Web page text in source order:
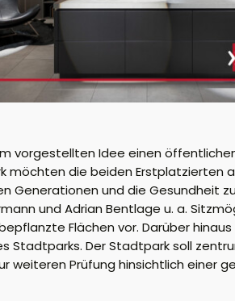
vorgestellten Idee einen
die beiden Erstplatzierten
Generationen und die Gesundheit
und Adrian Bentlage u. a.
Flächen vor. Darüber
Stadtparks. Der Stadtpark soll
weiteren Prüfung hinsichtlich einer